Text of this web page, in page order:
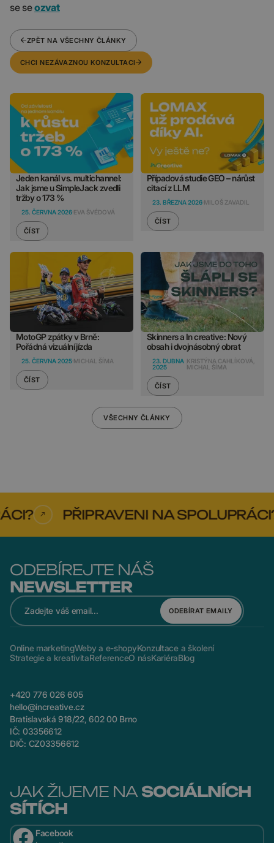
se seozvat
ZPĚT NA VŠECHNY ČLÁNKY
CHCI NEZÁVAZNOU KONZULTACI
Jeden kanál vs. multichannel:
Jak jsme u SimpleJack zvedli
tržby o 173 %
25. ČERVNA 2026 EVA ŠVÉDOVÁ
ČÍST
Případová studie GEO – nárůst
citací z LLM
23. BŘEZNA 2026 MILOŠ ZAVADIL
ČÍST
MotoGP zpátky v Brně:
Pořádná vizuální jízda
25. ČERVNA 2025 MICHAL ŠÍMA
ČÍST
Skinners a In creative: Nový
obsah i dvojnásobný obrat
23. DUBNA
2025
KRISTÝNA CAHLÍKOVÁ,
MICHAL ŠÍMA
ČÍST
VŠECHNY ČLÁNKY
PŘIPRAVENI NA SPOLUPRÁCI?
ODEBÍREJTE NÁŠ
NEWSLETTER
ODEBÍRAT EMAILY
Online marketingWeby a e-shopyKonzultace a školení
Strategie a kreativitaReferenceO násKariéraBlog
+420 776 026 605
hello@increative.cz
Bratislavská 918/22, 602 00 Brno
IČ: 03356612
DIČ: CZ03356612
JAK ŽIJEME NA SOCIÁLNÍCH
SÍTÍCH
Facebook